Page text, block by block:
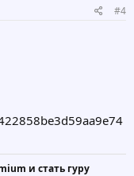
#4
и стать гуру